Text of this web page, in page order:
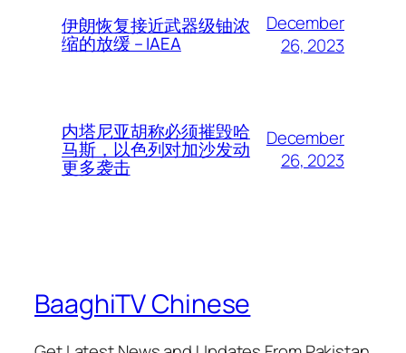
伊朗恢复接近武器级铀浓
缩的放缓 – IAEA
December
26, 2023
内塔尼亚胡称必须摧毁哈
马斯，以色列对加沙发动
更多袭击
December
26, 2023
BaaghiTV Chinese